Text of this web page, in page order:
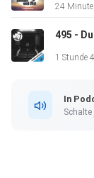
24
1 Stunde
In